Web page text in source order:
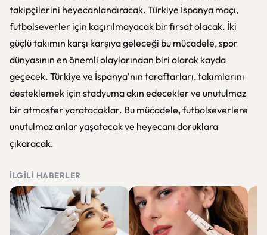
takipçilerini heyecanlandıracak. Türkiye İspanya maçı,
futbolseverler için kaçırılmayacak bir fırsat olacak. İki
güçlü takımın karşı karşıya geleceği bu mücadele, spor
dünyasının en önemli olaylarından biri olarak kayda
geçecek. Türkiye ve İspanya'nın taraftarları, takımlarını
desteklemek için stadyuma akın edecekler ve unutulmaz
bir atmosfer yaratacaklar. Bu mücadele, futbolseverlere
unutulmaz anlar yaşatacak ve heyecanı doruklara
çıkaracak.
İLGILI HABERLER